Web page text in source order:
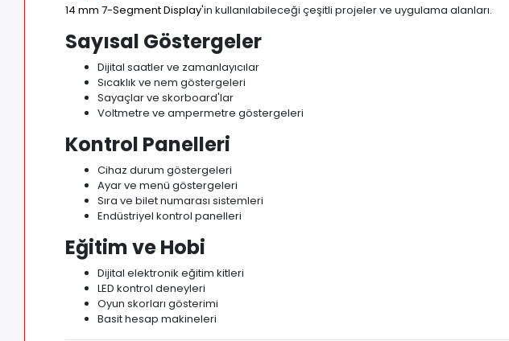
14 mm 7-Segment Display'in kullanılabileceği çeşitli projeler ve uygulama alanları.
Sayısal Göstergeler
Dijital saatler ve zamanlayıcılar
Sıcaklık ve nem göstergeleri
Sayaçlar ve skorboard'lar
Voltmetre ve ampermetre göstergeleri
Kontrol Panelleri
Cihaz durum göstergeleri
Ayar ve menü göstergeleri
Sıra ve bilet numarası sistemleri
Endüstriyel kontrol panelleri
Eğitim ve Hobi
Dijital elektronik eğitim kitleri
LED kontrol deneyleri
Oyun skorları gösterimi
Basit hesap makineleri